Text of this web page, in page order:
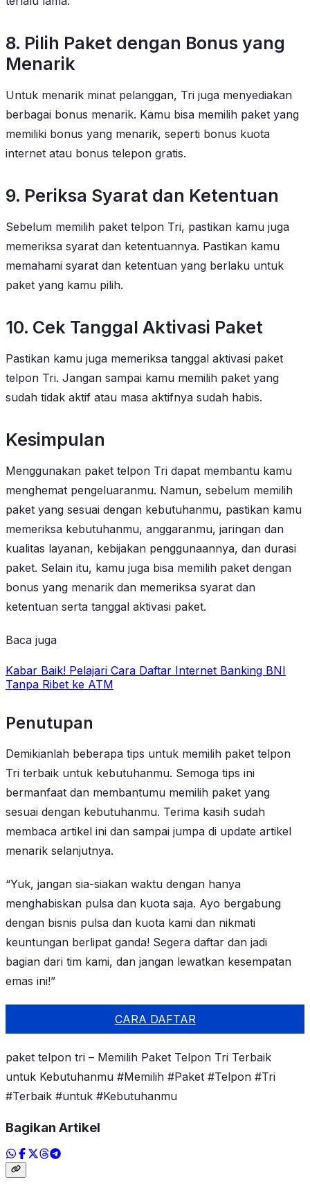
8. Pilih Paket dengan Bonus yang
Menarik
Untuk menarik minat pelanggan, Tri juga menyediakan
berbagai bonus menarik. Kamu bisa memilih paket yang
memiliki bonus yang menarik, seperti bonus kuota
internet atau bonus telepon gratis.
9. Periksa Syarat dan Ketentuan
Sebelum memilih paket telpon Tri, pastikan kamu juga
memeriksa syarat dan ketentuannya. Pastikan kamu
memahami syarat dan ketentuan yang berlaku untuk
paket yang kamu pilih.
10. Cek Tanggal Aktivasi Paket
Pastikan kamu juga memeriksa tanggal aktivasi paket
telpon Tri. Jangan sampai kamu memilih paket yang
sudah tidak aktif atau masa aktifnya sudah habis.
Kesimpulan
Menggunakan paket telpon Tri dapat membantu kamu
menghemat pengeluaranmu. Namun, sebelum memilih
paket yang sesuai dengan kebutuhanmu, pastikan kamu
memeriksa kebutuhanmu, anggaranmu, jaringan dan
kualitas layanan, kebijakan penggunaannya, dan durasi
paket. Selain itu, kamu juga bisa memilih paket dengan
bonus yang menarik dan memeriksa syarat dan
ketentuan serta tanggal aktivasi paket.
Baca juga
Kabar Baik! Pelajari Cara Daftar Internet Banking BNI
Tanpa Ribet ke ATM
Penutupan
Demikianlah beberapa tips untuk memilih paket telpon
Tri terbaik untuk kebutuhanmu. Semoga tips ini
bermanfaat dan membantumu memilih paket yang
sesuai dengan kebutuhanmu. Terima kasih sudah
membaca artikel ini dan sampai jumpa di update artikel
menarik selanjutnya.
“Yuk, jangan sia-siakan waktu dengan hanya
menghabiskan pulsa dan kuota saja. Ayo bergabung
dengan bisnis pulsa dan kuota kami dan nikmati
keuntungan berlipat ganda! Segera daftar dan jadi
bagian dari tim kami, dan jangan lewatkan kesempatan
emas ini!”
CARA DAFTAR
paket telpon tri – Memilih Paket Telpon Tri Terbaik
untuk Kebutuhanmu #Memilih #Paket #Telpon #Tri
#Terbaik #untuk #Kebutuhanmu
Bagikan Artikel